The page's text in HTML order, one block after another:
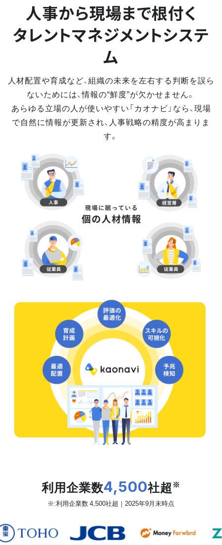
人事から現場まで根付く
タレントマネジメントシステ
ム
人材配置や育成など、組織の未来を左右する判断を誤ら
ないためには、情報の“鮮度”が欠かせません。
あらゆる立場の人が使いやすい「カオナビ」なら、現場
で自然に情報が更新され、人事戦略の精度が高まりま
す。
利用企業数4,500社超 ※
※:利用企業数 4,500社超｜2025年9月末時点